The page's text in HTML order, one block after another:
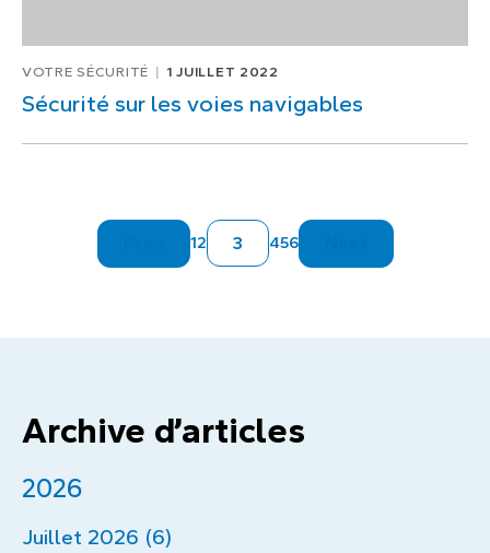
VOTRE SÉCURITÉ 1 JUILLET 2022
Sécurité sur les voies navigables
12 3 456
Archive d’articles
2026
Juillet 2026 (6)